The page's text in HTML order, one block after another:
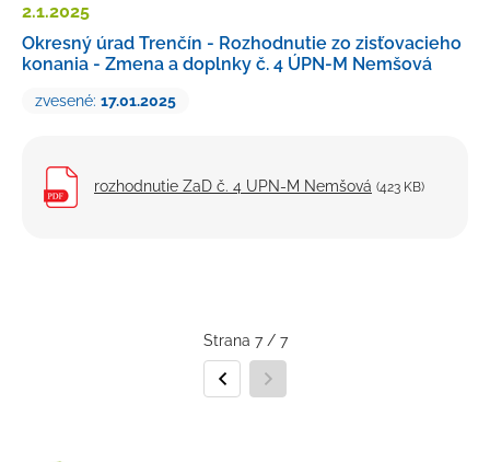
(601 KB)
2.1.2025
Okresný úrad Trenčín - Rozhodnutie zo zisťovacieho
konania - Zmena a doplnky č. 4 ÚPN-M Nemšová
zvesené: 17.01.2025
rozhodnutie ZaD č. 4 UPN-M Nemšová (423 KB)
Strana 7 / 7